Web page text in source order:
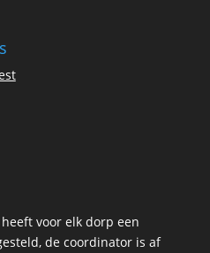
voor elk dorp een
de coordinator is af